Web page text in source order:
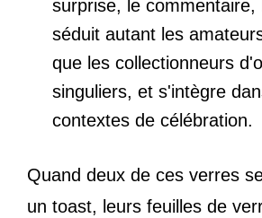
surprise, le commentaire,
séduit autant les
que les collectionneurs
singuliers, et s'intègre
contextes de célébration.
Quand deux de ces verres
un toast, leurs feuilles de